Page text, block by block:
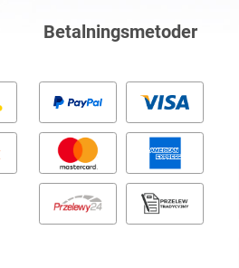
Betalningsmetoder